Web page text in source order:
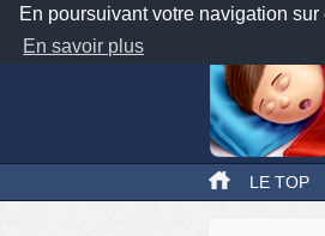
En poursuivant votre navigation
En savoir plus
LE TOP